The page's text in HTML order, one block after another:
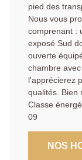
pied des
Nous vous
comprenant :
exposé Sud
ouverte
chambre
l'apprécierez
qualités. Bien
Classe
09
NOS